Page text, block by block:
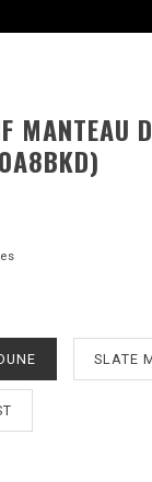
MANTEAU
SLATE